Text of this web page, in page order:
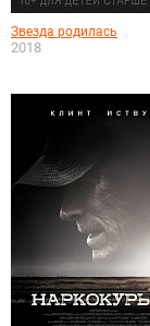
Звезда родилась
2018